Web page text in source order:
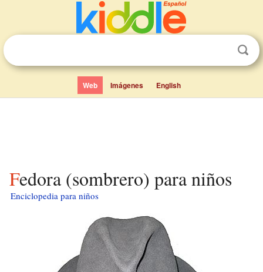
Web Imágenes English
Fedora (sombrero) para niños
Enciclopedia para niños